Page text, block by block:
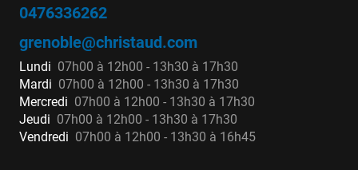
0476336262
grenoble@christaud.com
Lundi 07h00 à 12h00 - 13h30 à 17h30
Mardi 07h00 à 12h00 - 13h30 à 17h30
Mercredi 07h00 à 12h00 - 13h30 à 17h30
Jeudi 07h00 à 12h00 - 13h30 à 17h30
Vendredi 07h00 à 12h00 - 13h30 à 16h45